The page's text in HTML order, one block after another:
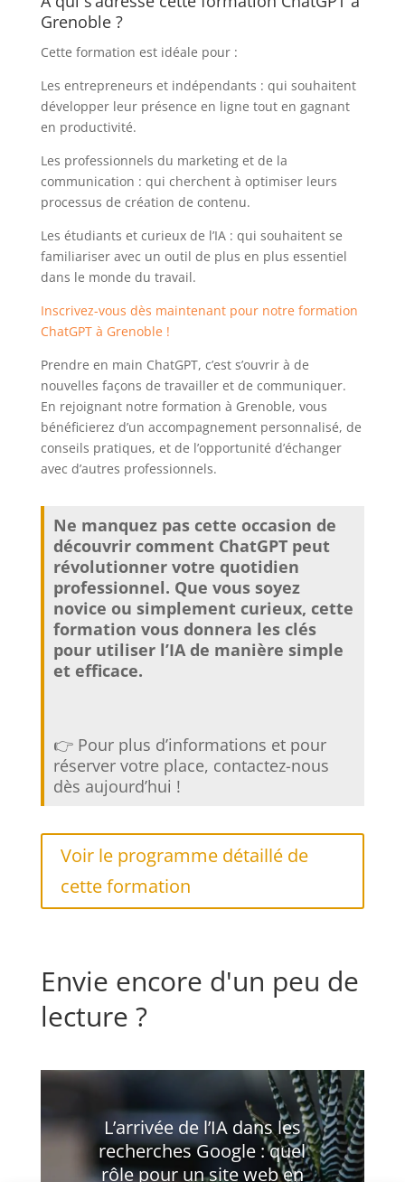
Grenoble ?
Cette formation est idéale pour :
Les entrepreneurs et indépendants : qui souhaitent
développer leur présence en ligne tout en gagnant
en productivité.
Les professionnels du marketing et de la
communication : qui cherchent à optimiser leurs
processus de création de contenu.
Les étudiants et curieux de l’IA : qui souhaitent se
familiariser avec un outil de plus en plus essentiel
dans le monde du travail.
Inscrivez-vous dès maintenant pour notre formation
ChatGPT à Grenoble !
Prendre en main ChatGPT, c’est s’ouvrir à de
nouvelles façons de travailler et de communiquer.
En rejoignant notre formation à Grenoble, vous
bénéficierez d’un accompagnement personnalisé, de
conseils pratiques, et de l’opportunité d’échanger
avec d’autres professionnels.
Ne manquez pas cette occasion de
découvrir comment ChatGPT peut
révolutionner votre quotidien
professionnel. Que vous soyez
novice ou simplement curieux, cette
formation vous donnera les clés
pour utiliser l’IA de manière simple
et efficace.
👉 Pour plus d’informations et pour
réserver votre place, contactez-nous
dès aujourd’hui !
Voir le programme détaillé de
cette formation
Envie encore d'un peu de
lecture ?
L’arrivée de l’IA dans les
recherches Google : quel
rôle pour un site web en